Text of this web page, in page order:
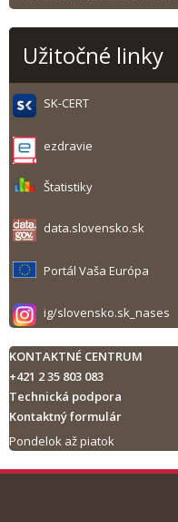
Užitočné linky
SK-CERT
ezdravie
Štatistiky
data.slovensko.sk
Portál Vaša Európa
ig/slovensko.sk_nases
KONTAKTNÉ CENTRUM
+421 2 35 803 083
Technická podpora
Kontaktný formulár
Pondelok až piatok
Tlač obsahu